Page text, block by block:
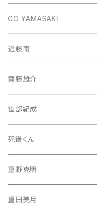
GO YAMASAKI
近藤南
齋藤雄介
笹部紀成
死後くん
重野克明
重田美月